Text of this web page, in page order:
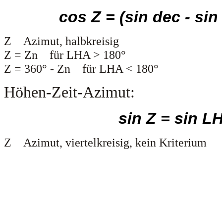
cos Z = (sin dec -
Z Azimut, halbkreisig
Z = Zn für LHA > 180°
Z = 360° - Zn für LHA < 180°
Höhen-Zeit-Azimut:
sin Z = sin
Z Azimut, viertelkreisig, kein Kriterium